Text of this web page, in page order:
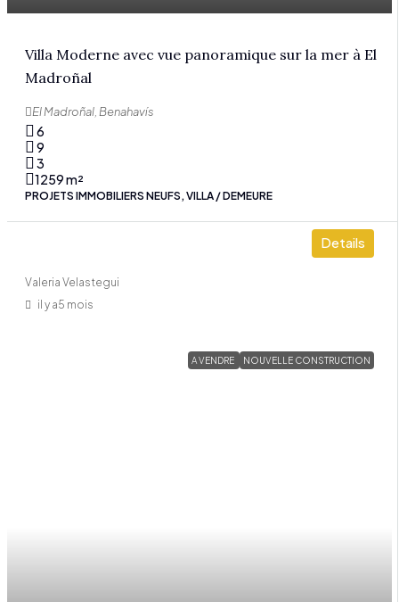
Villa Moderne avec vue panoramique sur la mer à El
Madroñal
El Madroñal, Benahavís
6
9
3
1259m²
PROJETS IMMOBILIERS NEUFS, VILLA / DEMEURE
Details
Valeria Velastegui
il y a5 mois
A VENDRE NOUVELLE CONSTRUCTION